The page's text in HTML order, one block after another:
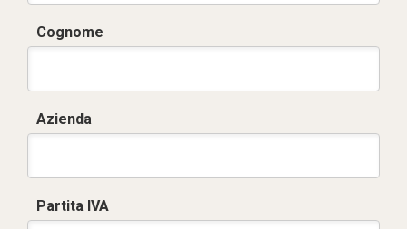
Cognome
Azienda
Partita IVA